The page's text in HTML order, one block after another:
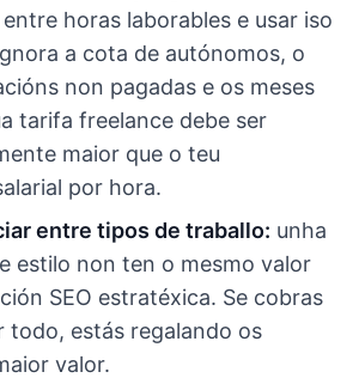
horas laborables e usar iso
a cota de autónomos, o
non pagadas e os meses
tarifa freelance debe ser
maior que o teu
por hora.
entre tipos de traballo: unha
estilo non ten o mesmo valor
SEO estratéxica. Se cobras
todo, estás regalando os
valor.